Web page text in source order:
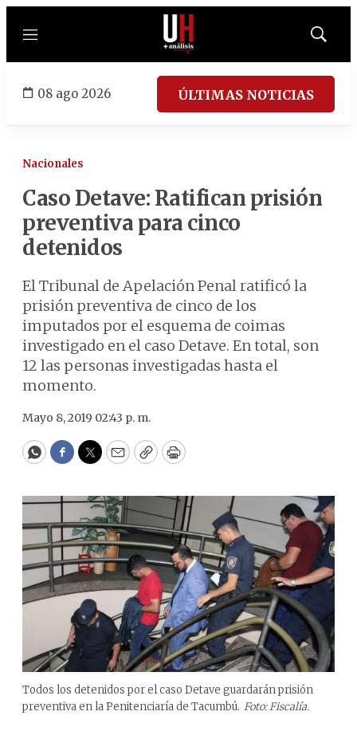
Menú
Mostrar
08 ago 2026 ÚLTIMAS NOTICIAS
Nacionales
Caso Detave: Ratifican prisión
preventiva para cinco
detenidos
El Tribunal de Apelación Penal ratificó la
prisión preventiva de cinco de los
imputados por el esquema de coimas
investigado en el caso Detave. En total, son
12 las personas investigadas hasta el
momento.
Mayo 8, 2019 02:43 p. m.
WhatsApp
Facebook
Twitter
EmailCopyPrint
Todos los detenidos por el caso Detave guardarán prisión
preventiva en la Penitenciaría de Tacumbú. Foto: Fiscalía.